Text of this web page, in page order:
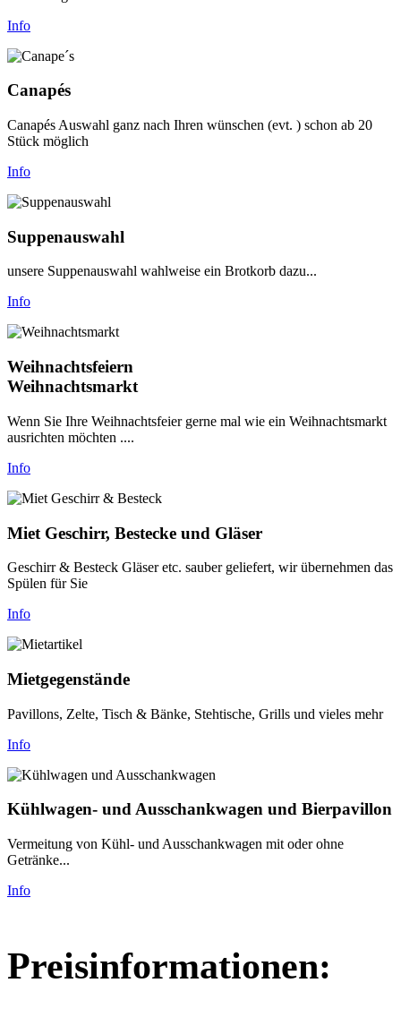
Info
Canapés
Canapés Auswahl ganz nach Ihren wünschen (evt. ) schon ab 20
Stück möglich
Info
Suppenauswahl
unsere Suppenauswahl wahlweise ein Brotkorb dazu...
Info
Weihnachtsfeiern
Weihnachtsmarkt
Wenn Sie Ihre Weihnachtsfeier gerne mal wie ein Weihnachtsmarkt
ausrichten möchten ....
Info
Miet Geschirr, Bestecke und Gläser
Geschirr & Besteck Gläser etc. sauber geliefert, wir übernehmen das
Spülen für Sie
Info
Mietgegenstände
Pavillons, Zelte, Tisch & Bänke, Stehtische, Grills und vieles mehr
Info
Kühlwagen- und Ausschankwagen und Bierpavillon
Vermeitung von Kühl- und Ausschankwagen mit oder ohne
Getränke...
Info
Preisinformationen: